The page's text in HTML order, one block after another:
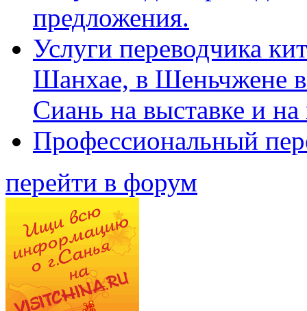
предложения.
Услуги переводчика
Шанхае, в Шеньчжене
Сиань на выставке и
Профессиональный
перейти в форум